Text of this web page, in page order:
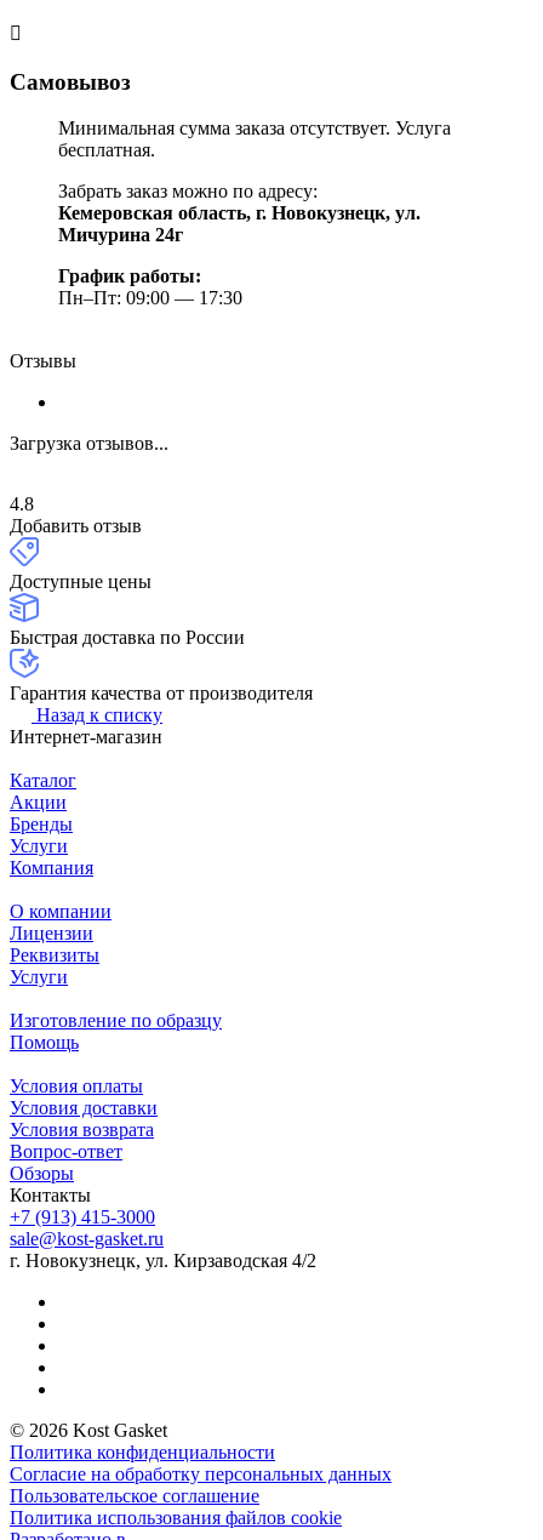
Самовывоз
Минимальная сумма заказа отсутствует. Услуга
бесплатная.
Забрать заказ можно по адресу:
Кемеровская область, г. Новокузнецк, ул.
Мичурина 24г
График работы:
Пн–Пт: 09:00 — 17:30
Отзывы
Загрузка отзывов...
4.8
Добавить отзыв
Доступные цены
Быстрая доставка по России
Гарантия качества от производителя
Назад к списку
Интернет-магазин
Каталог
Акции
Бренды
Услуги
Компания
О компании
Лицензии
Реквизиты
Услуги
Изготовление по образцу
Помощь
Условия оплаты
Условия доставки
Условия возврата
Вопрос-ответ
Обзоры
Контакты
+7 (913) 415-3000
sale@kost-gasket.ru
г. Новокузнецк, ул. Кирзаводская 4/2
© 2026 Kost Gasket
Политика конфиденциальности
Согласие на обработку персональных данных
Пользовательское соглашение
Политика использования файлов cookie